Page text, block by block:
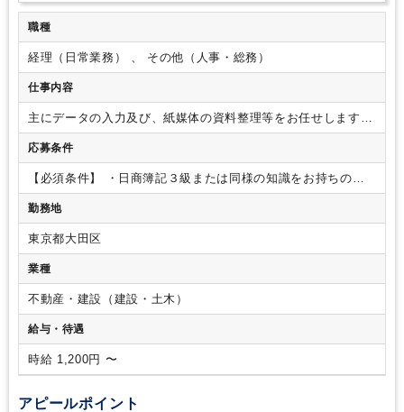
職種
経理（日常業務） 、 その他（人事・総務）
仕事内容
主にデータの入力及び、紙媒体の資料整理等をお任せします。
具体的には下記の業務をお任せいたします。※業務割合 総
務・庶務業務：経理補助業務＝６：４
PCA会計ソフト及びExcel(四則演算レベル)をご使用いただき
ます。 【総務・庶務業務】○窓口支払準備○郵便仕分け ○電話
応対○ファイリング
末支払関連業務（請求書チェック）〇小口現金伝票起票 等
応募条件
【必須条件】
・日商簿記３級または同様の知識をお持ちの方
・ＰＣ（ワード・エクセル・メール等）基本操作できる方・
Excel(四則演算レベル)を使用できる方
務事務経験者優遇
勤務地
東京都大田区
業種
不動産・建設（建設・土木）
給与・待遇
時給 1,200円 〜
アピールポイント